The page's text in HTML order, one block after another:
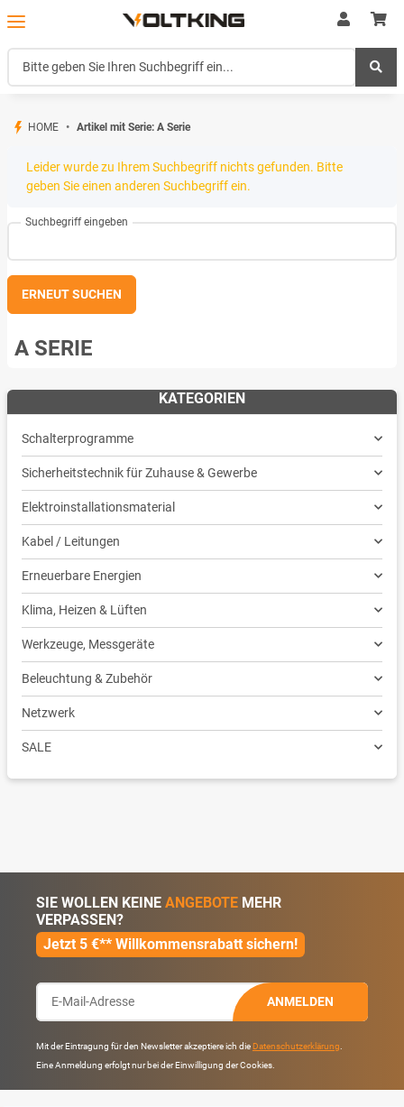
HOME Artikel mit Serie: A Serie
xLeider wurde zu Ihrem Suchbegriff nichts gefunden. Bitte
geben Sie einen anderen Suchbegriff ein.
Suchbegriff eingeben
ERNEUT SUCHEN
A SERIE
KATEGORIEN
Schalterprogramme
Sicherheitstechnik für Zuhause & Gewerbe
Elektroinstallationsmaterial
Kabel / Leitungen
Erneuerbare Energien
Klima, Heizen & Lüften
Werkzeuge, Messgeräte
Beleuchtung & Zubehör
Netzwerk
SALE
SIE WOLLEN KEINE ANGEBOTE MEHR
VERPASSEN?
Jetzt 5 €** Willkommensrabatt sichern!
ANMELDEN
Mit der Eintragung für den Newsletter akzeptiere ich die Datenschutzerklärung
Eine Anmeldung erfolgt nur bei der Einwilligung der Cookies.